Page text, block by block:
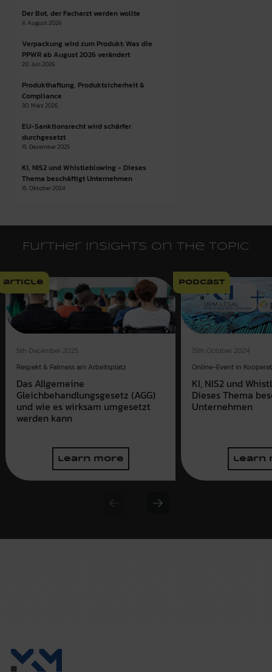
Der Bot, der Facharzt werden wollte
4. August 2026
Verpackung wird zum Produkt: Was die
PPWR ab August 2026 verändert
20. Juli 2026
Produkthaftung, Produktsicherheit &
Compliance
30. März 2026
EU-Sanktionsrecht wird schärfer
durchgesetzt
15. Dezember 2025
KI, NIS2 und Whistleblowing - Dieses
Thema beschäftigt Unternehmen
15. Oktober 2024
Further insights on the topic
article
5th December 2025
Respekt & Fairness am Arbeitsplatz
Das Allgemeine
Gleichbehandlungsgesetz (AGG)
und wie es wirksam umgesetzt
werden kann
learn more
podcast
15th October 2024
Online-Event in
KI, NIS2 und
Dieses Thema
Unternehmen
learn
Previous slide
Next slide